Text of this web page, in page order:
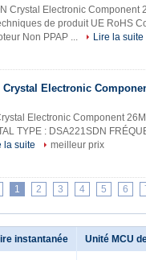
Crystal Electronic Component
de produit UE RoHS
Non PPAP ...
Lire la suite
Crystal Electronic
Electronic Component
TYPE : DSA221SDN
la suite
meilleur prix
1 2 3 4 5 6
instantanée Unité MCU